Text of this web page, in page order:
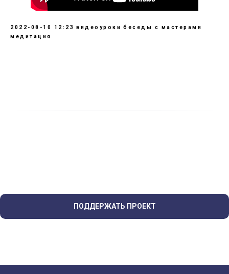
2022-08-10 12:23 видеоуроки беседы с мастерами
медитация
ПОДДЕРЖАТЬ ПРОЕКТ